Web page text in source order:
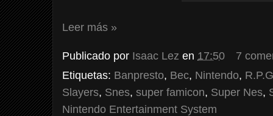
Leer más »
Publicado por Isaac Lez en 17:50
7
Etiquetas: Banpresto, Bec, Nintendo,
Slayers, Snes, super famicon, Super Nes,
Nintendo Entertainment System